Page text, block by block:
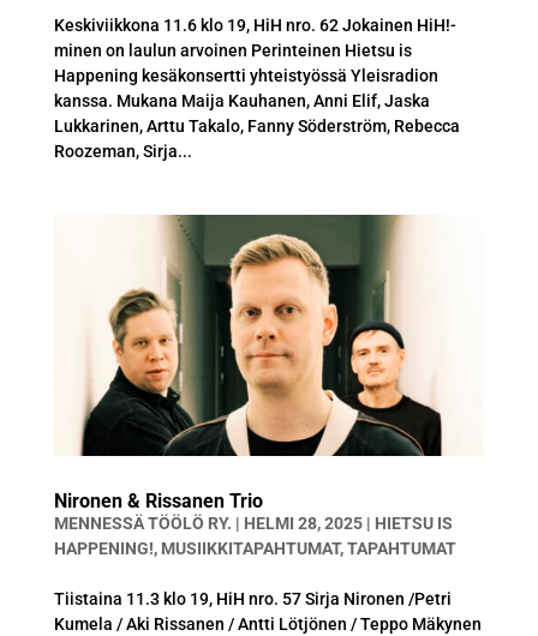
Keskiviikkona 11.6 klo 19, HiH nro. 62 Jokainen HiH!-
minen on laulun arvoinen Perinteinen Hietsu is
Happening kesäkonsertti yhteistyössä Yleisradion
kanssa. Mukana Maija Kauhanen, Anni Elif, Jaska
Lukkarinen, Arttu Takalo, Fanny Söderström, Rebecca
Roozeman, Sirja...
Nironen & Rissanen Trio
MENNESSÄTÖÖLÖ RY. | HELMI 28, 2025| HIETSU IS
HAPPENING!, MUSIIKKITAPAHTUMAT,TAPAHTUMAT
Tiistaina 11.3 klo 19, HiH nro. 57 Sirja Nironen /Petri
Kumela / Aki Rissanen / Antti Lötjönen / Teppo Mäkynen